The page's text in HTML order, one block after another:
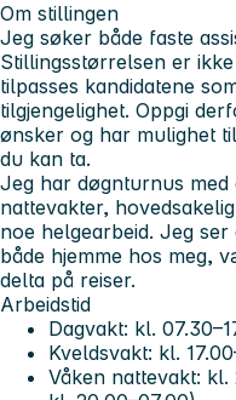
Om stillingen
Jeg søker både faste
Stillingsstørrelsen er
tilpasses kandidatene
tilgjengelighet. Oppgi
ønsker og har mulighet
du kan ta.
Jeg har døgnturnus
nattevakter,
noe helgearbeid. Jeg
både hjemme hos meg,
delta på reiser.
Arbeidstid
Dagvakt: kl.
Kveldsvakt: kl.
Våken nattevakt: